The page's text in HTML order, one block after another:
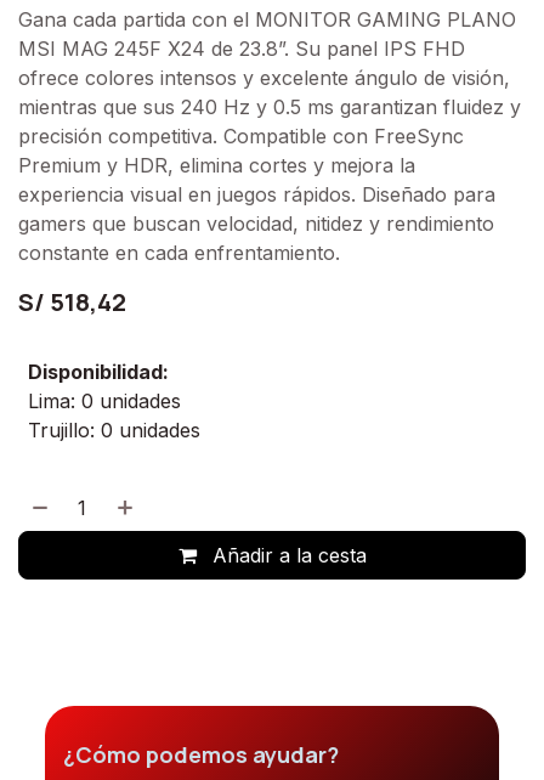
Gana cada partida con el MONITOR GAMING PLANO
MSI MAG 245F X24 de 23.8”. Su panel IPS FHD
ofrece colores intensos y excelente ángulo de visión,
mientras que sus 240 Hz y 0.5 ms garantizan fluidez y
precisión competitiva. Compatible con FreeSync
Premium y HDR, elimina cortes y mejora la
experiencia visual en juegos rápidos. Diseñado para
gamers que buscan velocidad, nitidez y rendimiento
constante en cada enfrentamiento.
S/ 518,42
Disponibilidad:
Lima: 0 unidades
Trujillo: 0 unidades
Añadir a la cesta
¿Cómo podemos ayudar?